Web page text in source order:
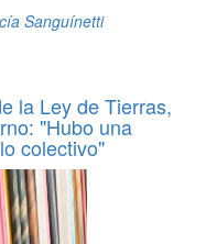
Sanguínetti
la Ley de Tierras,
"Hubo una
colectivo"